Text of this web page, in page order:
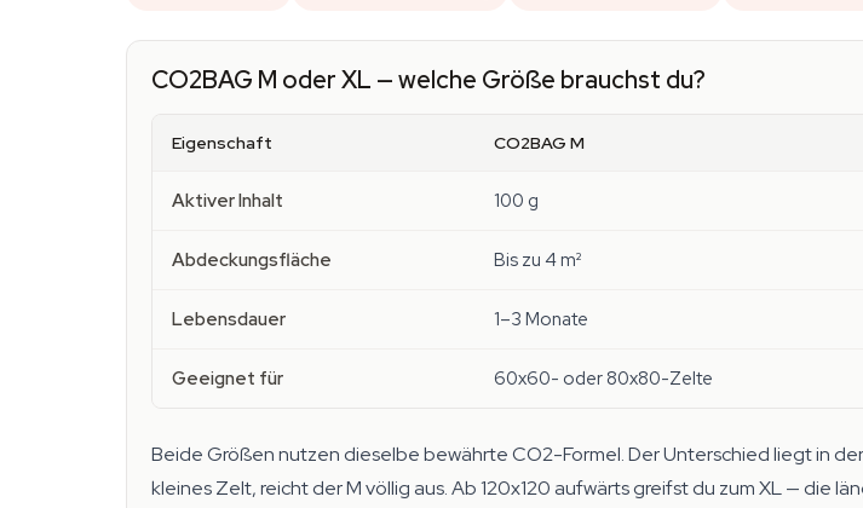
CO2BAG M oder XL — welche Größe brauchst du?
Eigenschaft CO2BAG M
Aktiver Inhalt 100 g
Abdeckungsfläche Bis zu 4 m²
Lebensdauer 1–3 Monate
Geeignet für 60x60- oder 80x80-Zelte
Beide Größen nutzen dieselbe bewährte CO2-Formel. Der Unterschied liegt in
kleines Zelt, reicht der M völlig aus. Ab 120x120 aufwärts greifst du zum XL — die